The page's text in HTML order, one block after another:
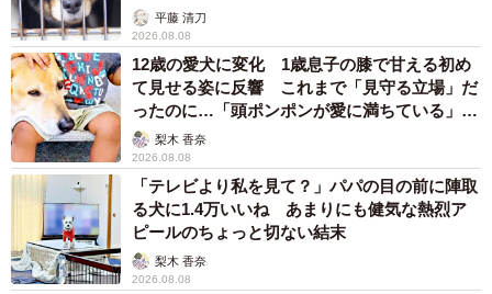
平藤 清刀
2026.08.08
12歳の愛犬に変化 1歳息子の膝で甘える初め
て見せる姿に反響 これまで「見守る立場」だ
ったのに…「頭ポンポンが愛に満ちている」
「尊…」
梨木 香奈
2026.08.08
「テレビより私を見て？」パパの目の前に陣取
る犬に1.4万いいね あまりにも健気な熱烈ア
ピールのちょっと切ない結末
梨木 香奈
2026.08.08